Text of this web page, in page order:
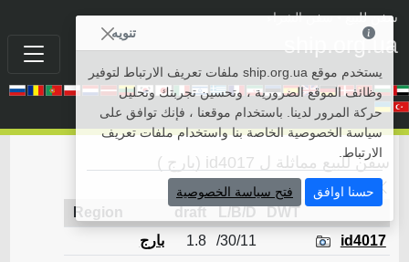
سفن للبيع• سفن الشراء
ship.org.ua
سفن للبيع مماثلة ل id4017 (بارج )
رجوع
DWT
L/B/D
draft
Region
id4017
30/11/
1.8 بارج
تنويه
يستخدم موقع ship.org.ua ملفات تعريف الارتباط لتوفير
وظائف الموقع الضرورية ، وتحسين تجربتك وتحليل
حركة المرور لدينا. باستخدام موقعنا ، فإنك توافق على
سياسة الخصوصية الخاصة بنا واستخدام ملفات تعريف
الارتباط.
حسنا اوافق فتح سياسة الخصوصية